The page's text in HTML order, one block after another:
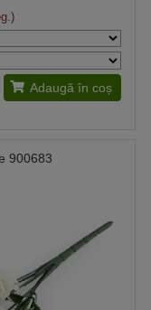
Adaugă în coș
900683